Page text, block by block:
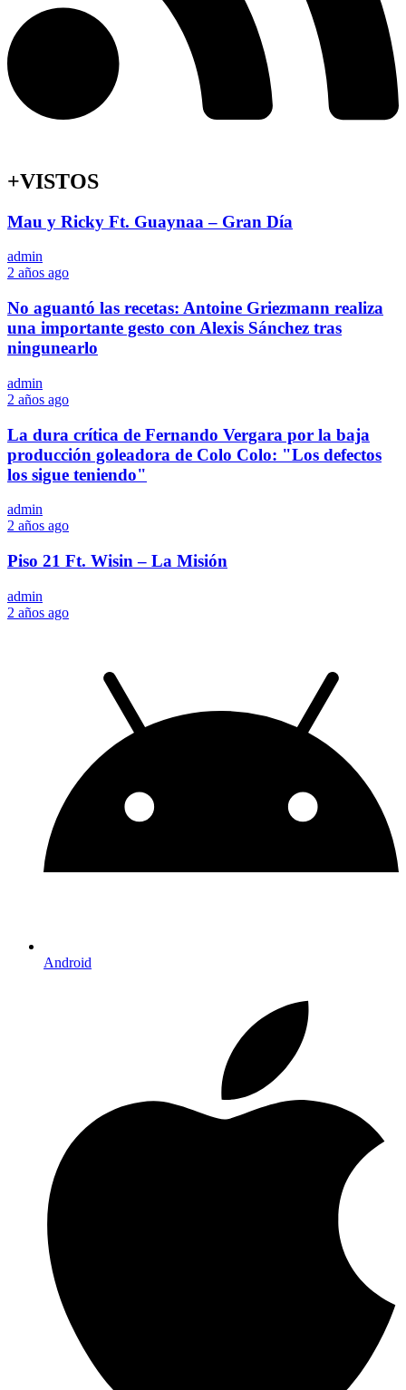
+VISTOS
Mau y Ricky Ft. Guaynaa – Gran Día
admin
2 años ago
No aguantó las recetas: Antoine Griezmann realiza
una importante gesto con Alexis Sánchez tras
ningunearlo
admin
2 años ago
La dura crítica de Fernando Vergara por la baja
producción goleadora de Colo Colo: "Los defectos
los sigue teniendo"
admin
2 años ago
Piso 21 Ft. Wisin – La Misión
admin
2 años ago
Android